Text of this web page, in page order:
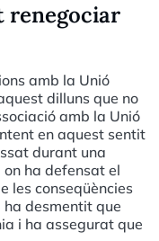
renegociar
amb la Unió
dilluns que no
amb la Unió
en aquest sentit
durant una
ha defensat el
les conseqüències
ha desmentit que
i ha assegurat que